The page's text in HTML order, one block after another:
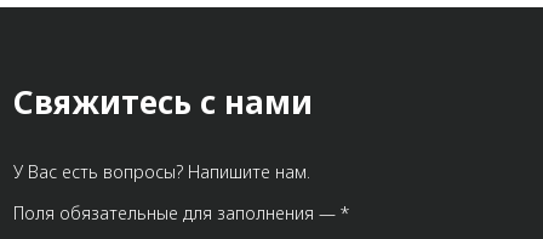
Свяжитесь с нами
У Вас есть вопросы? Напишите нам.
Поля обязательные для заполнения — *